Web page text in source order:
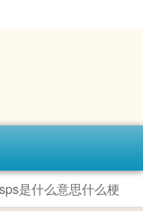
是什么意思什么梗